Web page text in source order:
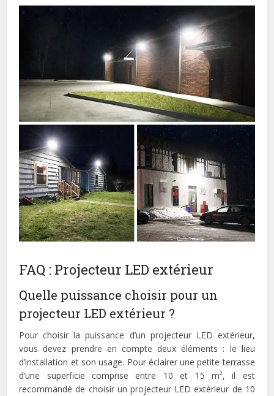
FAQ : Projecteur LED extérieur
Quelle puissance choisir pour un
projecteur LED extérieur ?
Pour choisir la puissance d’un projecteur LED extérieur,
vous devez prendre en compte deux éléments : le lieu
d’installation et son usage. Pour éclairer une petite terrasse
d’une superficie comprise entre 10 et 15 m², il est
recommandé de choisir un projecteur LED extérieur de 10